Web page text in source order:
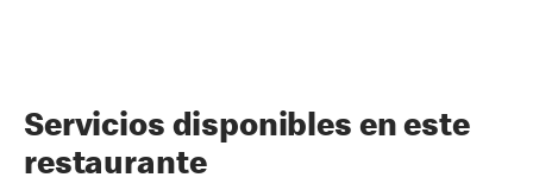
Servicios disponibles en este
restaurante